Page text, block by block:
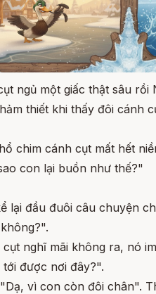
ngủ một giấc thật sâu
thiết khi thấy đôi cánh
chim cánh cụt mất hết
con lại buồn như thế?"
lại đầu đuôi câu chuyện
cụt nghĩ mãi không ra, nó
được nơi đây?".
vì con còn đôi chân".